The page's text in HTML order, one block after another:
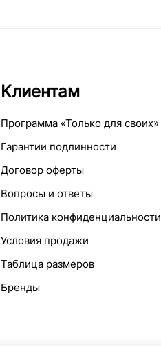
Клиентам
Программа «Только для своих»
Гарантии подлинности
Договор оферты
Вопросы и ответы
Политика конфиденциальности
Условия продажи
Таблица размеров
Бренды